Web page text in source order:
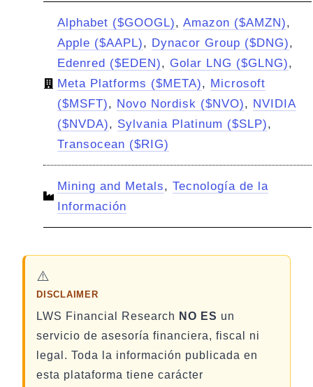
Alphabet ($GOOGL), Amazon ($AMZN),
Apple ($AAPL), Dynacor Group ($DNG),
Edenred ($EDEN), Golar LNG ($GLNG),
Meta Platforms ($META), Microsoft
($MSFT), Novo Nordisk ($NVO), NVIDIA
($NVDA), Sylvania Platinum ($SLP),
Transocean ($RIG)
Mining and Metals, Tecnología de la
Información
⚠️
DISCLAIMER
LWS Financial Research NO ES un
servicio de asesoría financiera, fiscal ni
legal. Toda la información publicada en
esta plataforma tiene carácter